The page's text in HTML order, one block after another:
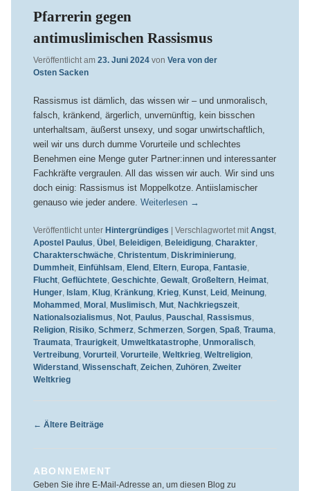
Pfarrerin gegen
antimuslimischen Rassismus
Veröffentlicht am 23. Juni 2024 von Vera von der
Osten Sacken
Rassismus ist dämlich, das wissen wir – und unmoralisch,
falsch, kränkend, ärgerlich, unvernünftig, kein bisschen
unterhaltsam, äußerst unsexy, und sogar unwirtschaftlich,
weil wir uns durch dumme Vorurteile und schlechtes
Benehmen eine Menge guter Partner:innen und interessanter
Fachkräfte vergraulen. All das wissen wir auch. Wir sind uns
doch einig: Rassismus ist Moppelkotze. Antiislamischer
genauso wie jeder andere. Weiterlesen →
Veröffentlicht unter Hintergründiges | Verschlagwortet mit Angst,
Apostel Paulus, Übel, Beleidigen, Beleidigung, Charakter,
Charakterschwäche, Christentum, Diskriminierung,
Dummheit, Einfühlsam, Elend, Eltern, Europa, Fantasie,
Flucht, Geflüchtete, Geschichte, Gewalt, Großeltern, Heimat,
Hunger, Islam, Klug, Kränkung, Krieg, Kunst, Leid, Meinung,
Mohammed, Moral, Muslimisch, Mut, Nachkriegszeit,
Nationalsozialismus, Not, Paulus, Pauschal, Rassismus,
Religion, Risiko, Schmerz, Schmerzen, Sorgen, Spaß, Trauma,
Traumata, Traurigkeit, Umweltkatastrophe, Unmoralisch,
Vertreibung, Vorurteil, Vorurteile, Weltkrieg, Weltreligion,
Widerstand, Wissenschaft, Zeichen, Zuhören, Zweiter
Weltkrieg
Beitragsnavigation
← Ältere Beiträge
ABONNEMENT
Geben Sie ihre E-Mail-Adresse an, um diesen Blog zu